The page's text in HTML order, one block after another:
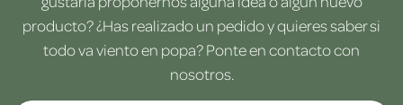
producto? ¿Has realizado un pedido y quieres saber si
todo va viento en popa? Ponte en contacto con
nosotros.